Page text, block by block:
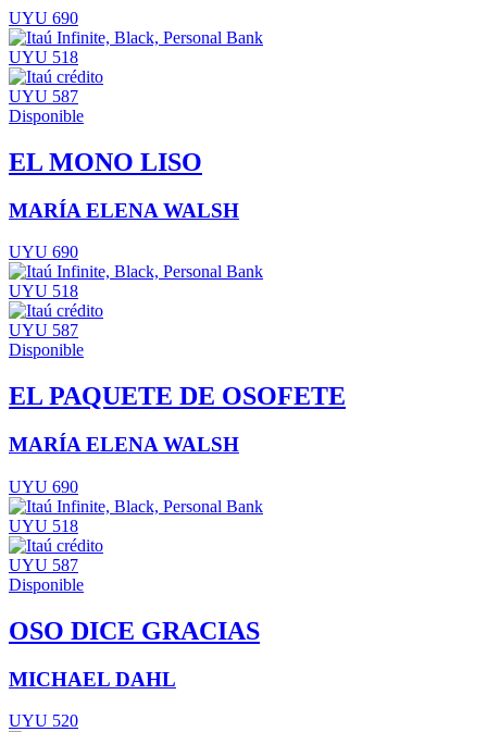
UYU 690
UYU 518
UYU 587
Disponible
EL MONO LISO
MARÍA ELENA WALSH
UYU 690
UYU 518
UYU 587
Disponible
EL PAQUETE DE OSOFETE
MARÍA ELENA WALSH
UYU 690
UYU 518
UYU 587
Disponible
OSO DICE GRACIAS
MICHAEL DAHL
UYU 520